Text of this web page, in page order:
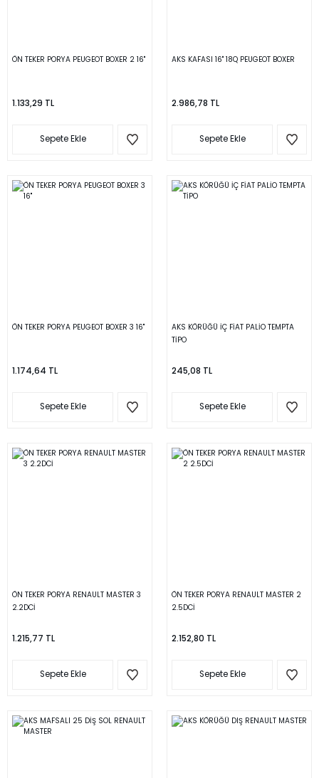
ÖN TEKER PORYA PEUGEOT BOXER 2 16''
1.133,29 TL
Sepete Ekle
AKS KAFASI 16'' 18Q PEUGEOT BOXER
2.986,78 TL
Sepete Ekle
ÖN TEKER PORYA PEUGEOT BOXER 3 16''
1.174,64 TL
Sepete Ekle
AKS KÖRÜĞÜ İÇ FİAT PALİO TEMPTA
TİPO
245,08 TL
Sepete Ekle
ÖN TEKER PORYA RENAULT MASTER 3
2.2DCİ
1.215,77 TL
Sepete Ekle
ÖN TEKER PORYA RENAULT MASTER 2
2.5DCİ
2.152,80 TL
Sepete Ekle